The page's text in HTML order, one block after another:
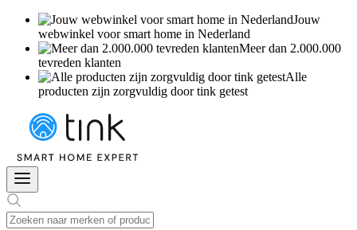
Jouw
webwinkel voor smart home in Nederland
Meer dan 2.000.000
tevreden klanten
Alle
producten zijn zorgvuldig door tink getest